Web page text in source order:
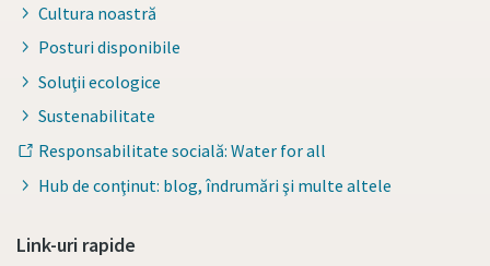
Cultura noastră
Posturi disponibile
Soluţii ecologice
Sustenabilitate
Responsabilitate socială: Water for all
Hub de conţinut: blog, îndrumări şi multe altele
Link-uri rapide